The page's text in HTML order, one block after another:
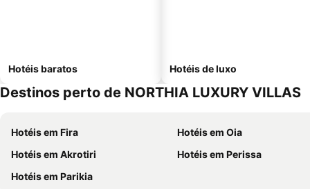
Hotéis baratos Hotéis de luxo
Destinos perto de NORTHIA LUXURY VILLAS
Hotéis em Fira
Hotéis em Oia
Hotéis em Akrotiri
Hotéis em Perissa
Hotéis em Parikia